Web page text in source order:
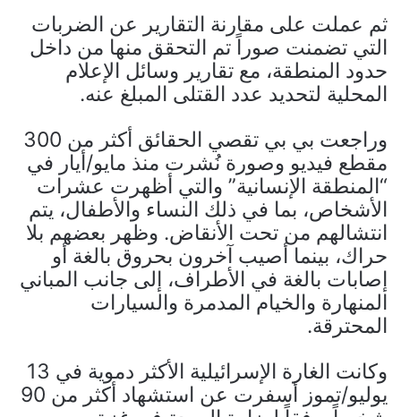
ثم عملت على مقارنة التقارير عن الضربات
التي تضمنت صوراً تم التحقق منها من داخل
حدود المنطقة، مع تقارير وسائل الإعلام
المحلية لتحديد عدد القتلى المبلغ عنه.
وراجعت بي بي تقصي الحقائق أكثر من 300
مقطع فيديو وصورة نُشرت منذ مايو/أيار في
“المنطقة الإنسانية” والتي أظهرت عشرات
الأشخاص، بما في ذلك النساء والأطفال، يتم
انتشالهم من تحت الأنقاض. وظهر بعضهم بلا
حراك، بينما أصيب آخرون بحروق بالغة أو
إصابات بالغة في الأطراف، إلى جانب المباني
المنهارة والخيام المدمرة والسيارات
المحترقة.
وكانت الغارة الإسرائيلية الأكثر دموية في 13
يوليو/تموز أسفرت عن استشهاد أكثر من 90